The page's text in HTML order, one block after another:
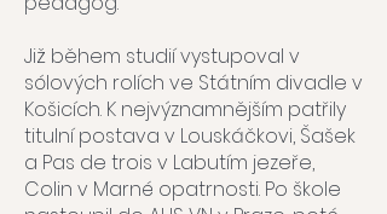
Již během studií vystupoval v
sólových rolích ve Státním divadle v
Košicích. K nejvýznamnějším patřily
titulní postava v Louskáčkovi, Šašek
a Pas de trois v Labutím jezeře,
Colin v Marné opatrnosti. Po škole